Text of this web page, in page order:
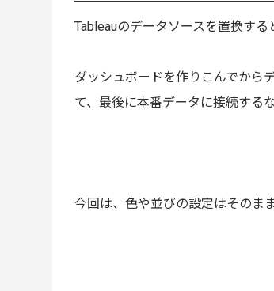
Tableauのデータソースを置換する
ダッシュボードを作りこんでから
て、最後に本番データに接続する
今回は、色や並びの設定はそのま